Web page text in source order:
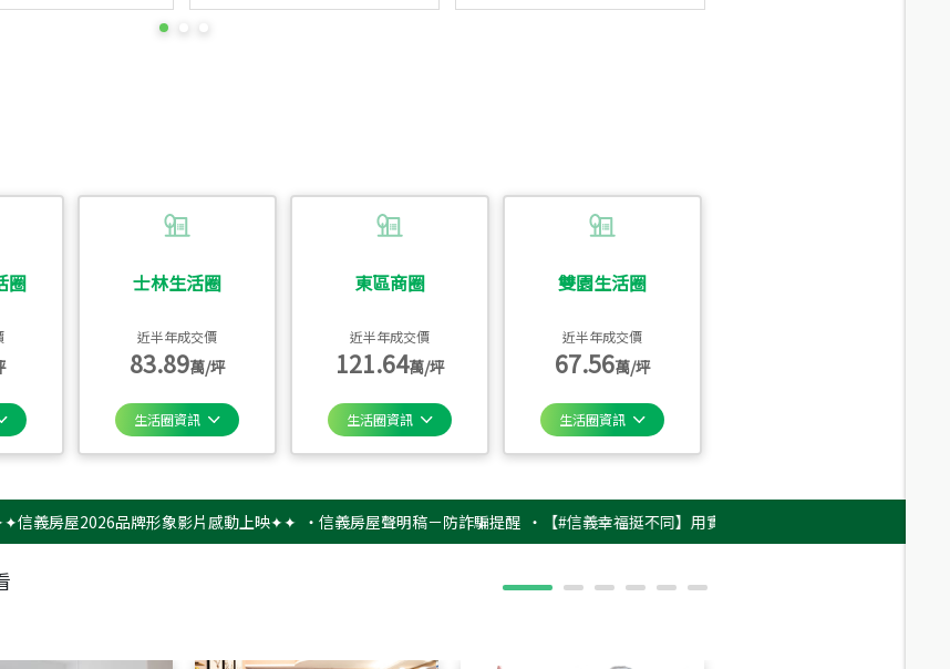
圈 士林生活圈
近半年成交價
83.89萬/坪
生活圈資訊
東區商圈
近半年成交價
121.64萬/坪
生活圈資訊
雙園生活圈
近半年成交價
67.56萬/坪
生活圈資訊
屋2026品牌形象影片感動上映✦✦ ‧信義房屋聲明稿－防詐騙提醒 ‧【#信義幸福挺不同】用實力，讓升職免抽號碼牌！最新雇主品牌